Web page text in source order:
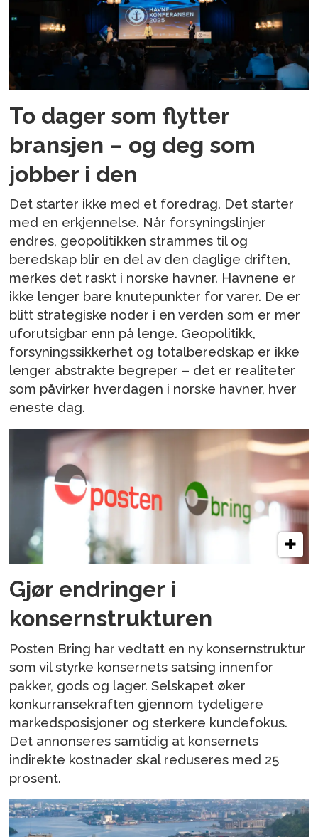
To dager som flytter
bransjen – og deg som
jobber i den
Det starter ikke med et foredrag. Det starter
med en erkjennelse. Når forsyningslinjer
endres, geopolitikken strammes til og
beredskap blir en del av den daglige driften,
merkes det raskt i norske havner. Havnene er
ikke lenger bare knutepunkter for varer. De er
blitt strategiske noder i en verden som er mer
uforutsigbar enn på lenge. Geopolitikk,
forsyningssikkerhet og totalberedskap er ikke
lenger abstrakte begreper – det er realiteter
som påvirker hverdagen i norske havner, hver
eneste dag.
Gjør endringer i
konsernstrukturen
Posten Bring har vedtatt en ny konsernstruktur
som vil styrke konsernets satsing innenfor
pakker, gods og lager. Selskapet øker
konkurransekraften gjennom tydeligere
markedsposisjoner og sterkere kundefokus.
Det annonseres samtidig at konsernets
indirekte kostnader skal reduseres med 25
prosent.